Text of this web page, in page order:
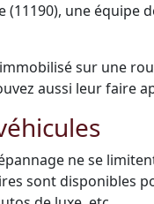
une équipe
sur une
aussi leur faire
ne se
sont disponibles